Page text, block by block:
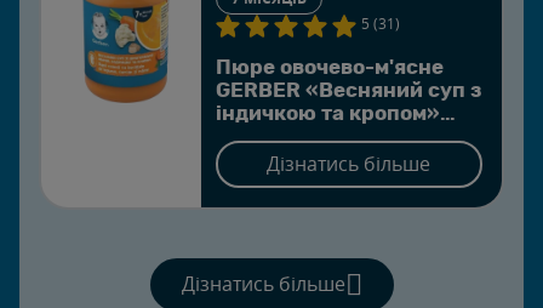
5 (31)
Пюре овочево-м'ясне
GERBER «Весняний суп з
індичкою та кропом»
для дітей із 7 місяців
Дізнатись більше
Дізнатись більше